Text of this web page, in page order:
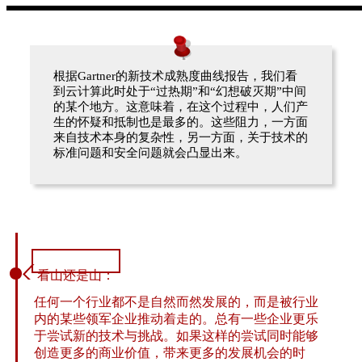
根据Gartner的新技术成熟度曲线报告，我们看
到云计算此时处于“过热期”和“幻想破灭期”中间
的某个地方。这意味着，在这个过程中，人们产
生的怀疑和抵制也是最多的。这些阻力，一方面
来自技术本身的复杂性，另一方面，关于技术的
标准问题和安全问题就会凸显出来。
看山还是山：
任何一个行业都不是自然而然发展的，而是被行业
内的某些领军企业推动着走的。总有一些企业更乐
于尝试新的技术与挑战。如果这样的尝试同时能够
创造更多的商业价值，带来更多的发展机会的时